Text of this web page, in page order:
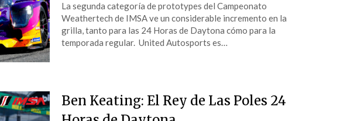
La segunda categoría de prototypes del Campeonato
Weathertech de IMSA ve un considerable incremento en la
grilla, tanto para las 24 Horas de Daytona cómo para la
temporada regular. United Autosports es…
Ben Keating: El Rey de Las Poles 24